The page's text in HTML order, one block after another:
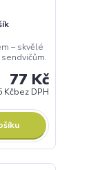
– skvělé
77 Kč
Kčbez DPH